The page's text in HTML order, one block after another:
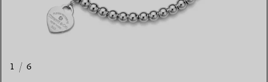
1 / 6